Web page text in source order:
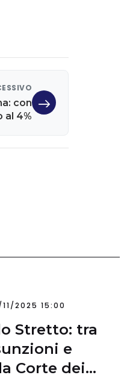
con
al 4%
11/2025 15:00
Stretto: tra
e
Corte dei